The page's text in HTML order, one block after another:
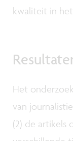
kwaliteit in het
Het
van
(2) de artikels